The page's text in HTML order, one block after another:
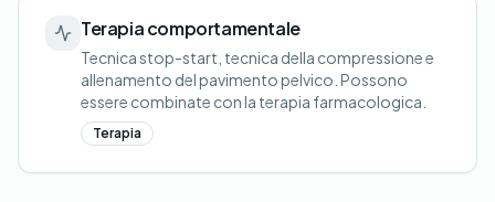
Terapia comportamentale
Tecnica stop-start, tecnica della compressione e
allenamento del pavimento pelvico. Possono
essere combinate con la terapia farmacologica.
Terapia